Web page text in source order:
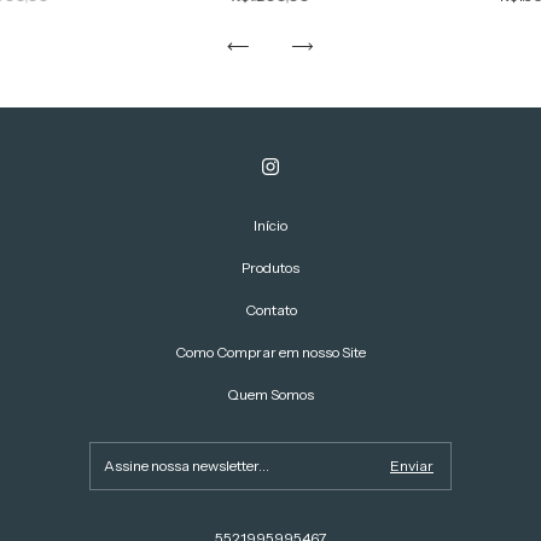
Início
Produtos
Contato
Como Comprar em nosso Site
Quem Somos